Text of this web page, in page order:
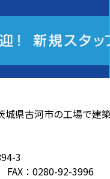
城県古河市の工場で建
3
：0280-92-3996